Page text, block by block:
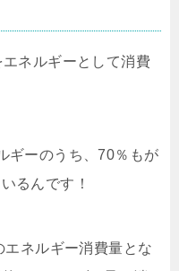
ネルギーとして消費
ギーのうち、70％もが
るんです！
ネルギー消費量とな